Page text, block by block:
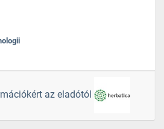
az eladótól